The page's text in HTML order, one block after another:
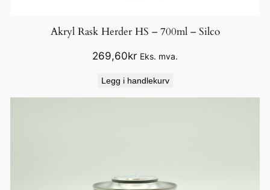
Akryl Rask Herder HS – 700ml – Silco
269,60kr Eks. mva.
Legg i handlekurv